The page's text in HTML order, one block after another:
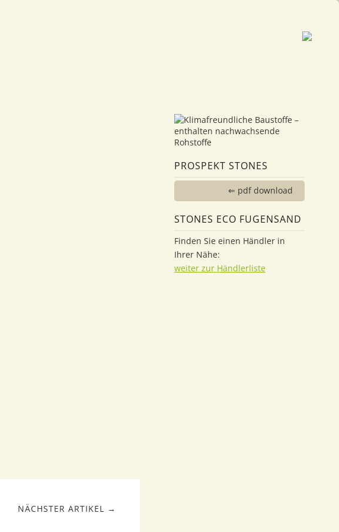
NÄCHSTER ARTIKEL →
PROSPEKT STONES
⇐ pdf download
STONES ECO FUGENSAND
Finden Sie einen Händler in
Ihrer Nähe:
weiter zur Händlerliste